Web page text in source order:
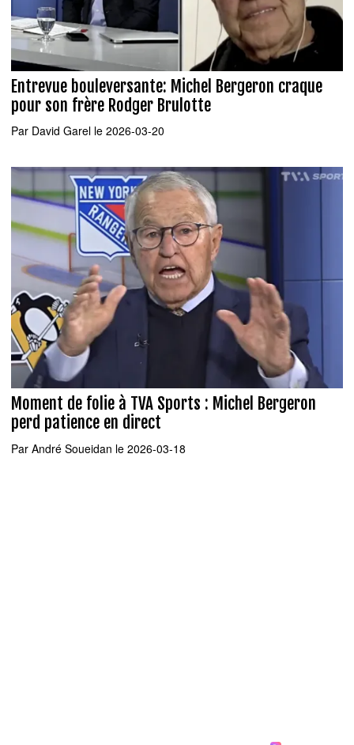
Entrevue bouleversante: Michel Bergeron craque
pour son frère Rodger Brulotte
Par David Garel le 2026-03-20
Moment de folie à TVA Sports : Michel Bergeron
perd patience en direct
Par André Soueidan le 2026-03-18